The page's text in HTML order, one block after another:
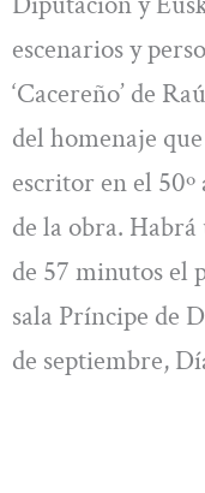
escenarios y
‘Cacereño’ de
del homenaje
escritor en el
de la obra. Habrá
de 57 minutos el
sala Príncipe de
de septiembre,